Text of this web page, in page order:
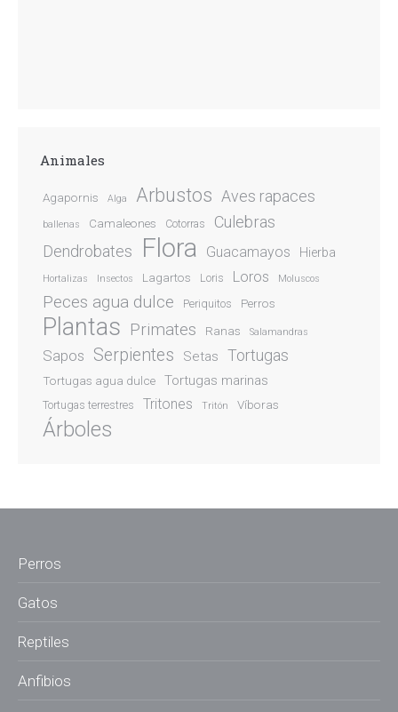
Animales
Agapornis Alga Arbustos Aves rapaces
ballenas Camaleones Cotorras Culebras
Dendrobates Flora Guacamayos Hierba
Hortalizas Insectos Lagartos Loris Loros Moluscos
Peces agua dulce Periquitos Perros
Plantas Primates Ranas Salamandras
Sapos Serpientes Setas Tortugas
Tortugas agua dulce Tortugas marinas
Tortugas terrestres Tritones Tritón Víboras
Árboles
Perros
Gatos
Reptiles
Anfibios